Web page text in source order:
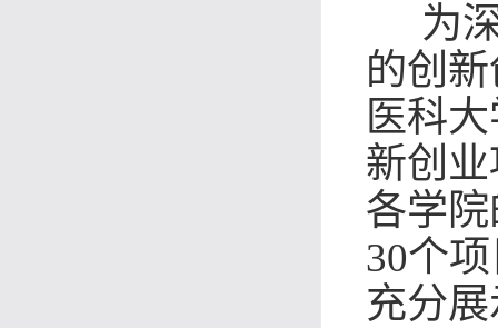
为
的创
医科
新创
各学
30个
充分